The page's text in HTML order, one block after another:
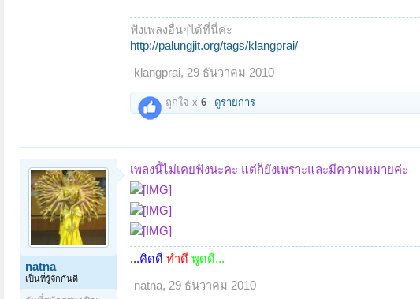
ฟังเพลงอื่นๆได้ที่นี่ค่ะ
http://palungjit.org/tags/klangprai/
klangprai, 29 ธันวาคม 2010
ถูกใจ x 6 ดูรายการ
natna
เป็นที่รู้จักกันดี
เพลงนี้ไม่เคยฟังนะคะ แต่ก็ยังเพราะและมีความหมายค่ะ
...คิดดี ทำดี พูดดี...
natna, 29 ธันวาคม 2010